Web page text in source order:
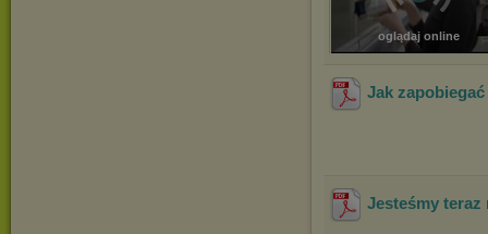
oglądaj online
Jak
Jesteśmy teraz